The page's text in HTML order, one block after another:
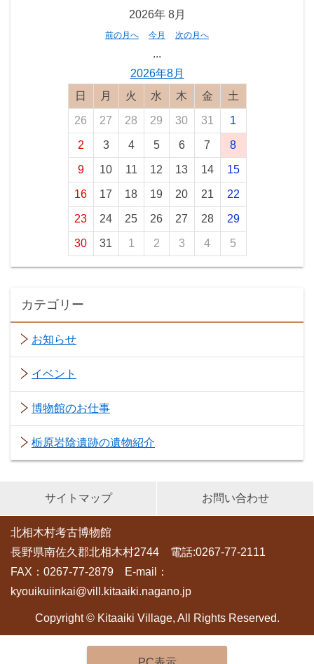
2026年 8月
前の月へ 今月 次の月へ
...
2026年8月
日曜日月曜日火曜日水曜日木曜日金曜日土曜日
26 27 28 29 30 31 1
2 3 4 5 6 7 8
9 10 11 12 13 14 15
16 17 18 19 20 21 22
23 24 25 26 27 28 29
30 31 1 2 3 4 5
カテゴリー
お知らせ
イベント
博物館のお仕事
栃原岩陰遺跡の遺物紹介
サイトマップ お問い合わせ
北相木村考古博物館
長野県南佐久郡北相木村2744 電話:0267-77-2111
FAX：0267-77-2879 E-mail：
kyouikuiinkai@vill.kitaaiki.nagano.jp
Copyright © Kitaaiki Village, All Rights Reserved.